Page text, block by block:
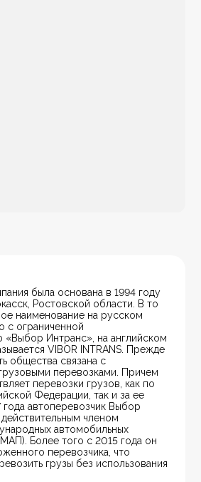
была основана в 1994 году
Ростовской области. В то
наименование на русском
с ограниченной
«Выбор Интранс», на английском
VIBOR INTRANS. Прежде
общества связана с
перевозками. Причем
перевозки грузов, как по
Федерации, так и за ее
года автоперевозчик Выбор
членом
автомобильных
Более того с 2015 года он
перевозчика, что
грузы без использования